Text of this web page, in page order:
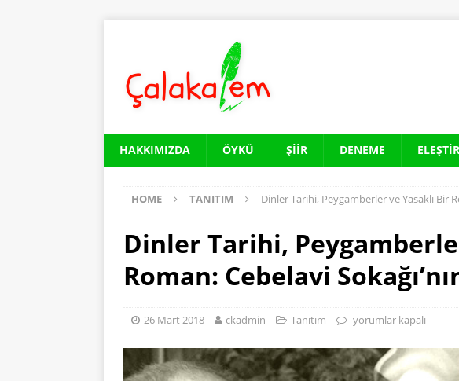
HAKKIMIZDA ÖYKÜ ŞIIR DENEME
HOME TANITIM Dinler Tarihi, Peygamberler ve Yasaklı Bir
Dinler Tarihi,
Roman: Cebelavi
26 Mart 2018 ckadmin Tanıtım yorumlar kapalı